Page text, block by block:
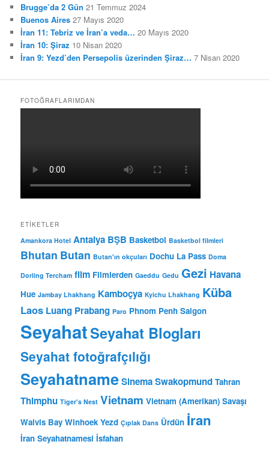
Brugge’da 2 Gün 21 Temmuz 2024
Buenos Aires 27 Mayıs 2020
İran 11: Tebriz ve İran’a veda… 20 Mayıs 2020
İran 10: Şiraz 10 Nisan 2020
İran 9: Yezd’den Persepolis üzerinden Şiraz… 7 Nisan 2020
FOTOĞRAFLARIMDAN
ETIKETLER
Amankora Hotel Antalya BŞB Basketbol Basketbol filmleri
Bhutan Butan Butan'ın okçuları Dochu La Pass Doma
Dorling Tercham film Filmlerden Gaeddu Gedu Gezi Havana
Hue Jambay Lhakhang Kamboçya Kyichu Lhakhang Küba
Laos Luang Prabang Paro Phnom Penh Saigon
SeyahatSeyahat Blogları
Seyahat fotoğrafçılığı
SeyahatnameSinemaSwakopmund Tahran
Thimphu Tiger's Nest Vietnam Vietnam (Amerikan) Savaşı
Walvis Bay Winhoek Yezd Çıplak Dans Ürdün İran
İran Seyahatnamesi İsfahan